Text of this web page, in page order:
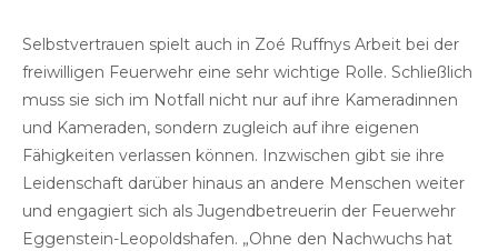
Selbstvertrauen spielt auch in Zoé Ruffnys Arbeit bei der
freiwilligen Feuerwehr eine sehr wichtige Rolle. Schließlich
muss sie sich im Notfall nicht nur auf ihre Kameradinnen
und Kameraden, sondern zugleich auf ihre eigenen
Fähigkeiten verlassen können. Inzwischen gibt sie ihre
Leidenschaft darüber hinaus an andere Menschen weiter
und engagiert sich als Jugendbetreuerin der Feuerwehr
Eggenstein-Leopoldshafen. „Ohne den Nachwuchs hat